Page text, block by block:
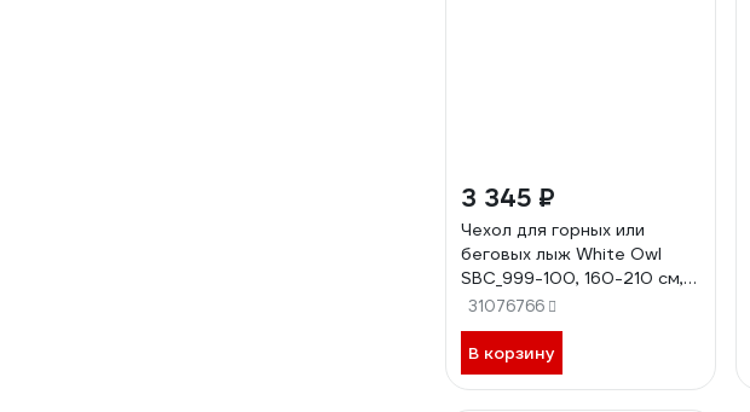
3 345 ₽
Чехол для горных или
беговых лыж White Owl
SBC_999-100, 160-210 см,
черный W113028
31076766
В корзину